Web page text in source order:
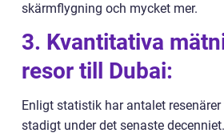
skärmflygning och mycket mer.
3. Kvantitativa
resor till Dubai:
Enligt statistik har antalet
stadigt under det senaste